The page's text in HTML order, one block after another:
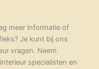
meer informatie of
Je kunt bij ons
vragen. Neem
specialisten en